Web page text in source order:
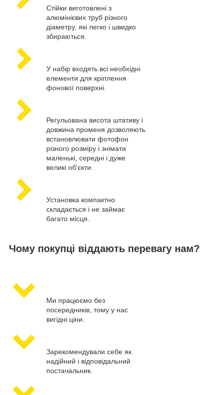
Стійки виготовлені з
алюмінієвих труб різного
діаметру, які легко і швидко
збираються.
У набір входять всі необхідні
елементи для кріплення
фонової поверхні.
Регульована висота штативу і
довжина променя дозволяють
встановлювати фотофон
різного розміру і знімати
маленькі, середні і дуже
великі об'єкти.
Установка компактно
складається і не займає
багато місця.
Чому покупці віддають перевагу нам?
Ми працюємо без
посередників, тому у нас
вигідні ціни.
Зарекомендували себе як
надійний і відповідальний
постачальник.